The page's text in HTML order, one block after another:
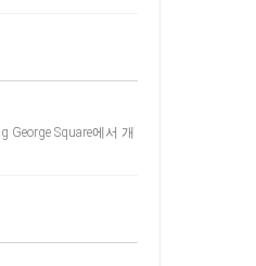
Square에서 개